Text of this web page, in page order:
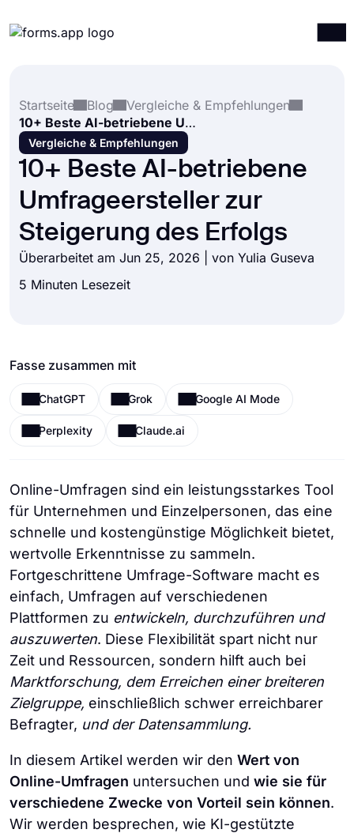
Integrationen
Vorlagen
Ressourcen
Preise
Startseite
Blog
Vergleiche & Empfehlungen
10+ Beste AI-betriebene Umfrageersteller zur Steigerung des Erfolgs
Vergleiche & Empfehlungen
10+ Beste AI-betriebene
Umfrageersteller zur
Steigerung des Erfolgs
Überarbeitet am Jun 25, 2026 | von Yulia Guseva
5 Minuten Lesezeit
Fasse zusammen mit
ChatGPT Grok Google AI Mode
Perplexity Claude.ai
Online-Umfragen sind ein leistungsstarkes Tool
für Unternehmen und Einzelpersonen, das eine
schnelle und kostengünstige Möglichkeit bietet,
wertvolle Erkenntnisse zu sammeln.
Fortgeschrittene Umfrage-Software macht es
einfach, Umfragen auf verschiedenen
Plattformen zu entwickeln, durchzuführen und
auszuwerten. Diese Flexibilität spart nicht nur
Zeit und Ressourcen, sondern hilft auch bei
Marktforschung, dem Erreichen einer breiteren
Zielgruppe, einschließlich schwer erreichbarer
Befragter, und der Datensammlung.
In diesem Artikel werden wir den Wert von
Online-Umfragen untersuchen und wie sie für
verschiedene Zwecke von Vorteil sein können.
Wir werden besprechen, wie KI-gestützte